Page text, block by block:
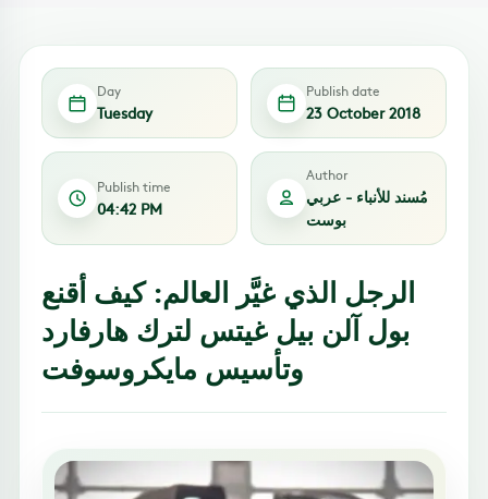
Day
Tuesday
Publish date
23 October 2018
Publish time
04:42 PM
Author
مُسند للأنباء - عربي
بوست
الرجل الذي غيَّر العالم: كيف أقنع
بول آلن بيل غيتس لترك هارفارد
وتأسيس مايكروسوفت